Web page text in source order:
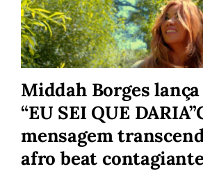
Middah Borges
“EU SEI QUE
mensagem
afro beat